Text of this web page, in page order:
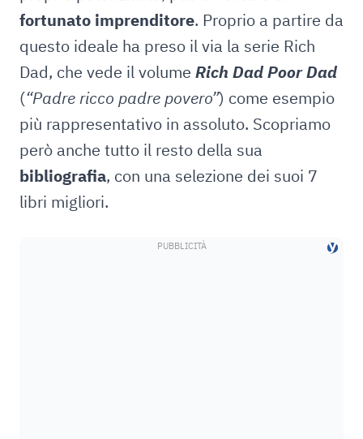
fortunato imprenditore. Proprio a partire da
questo ideale ha preso il via la serie Rich
Dad, che vede il volume Rich Dad Poor Dad
(“Padre ricco padre povero”) come esempio
più rappresentativo in assoluto. Scopriamo
però anche tutto il resto della sua
bibliografia, con una selezione dei suoi 7
libri migliori.